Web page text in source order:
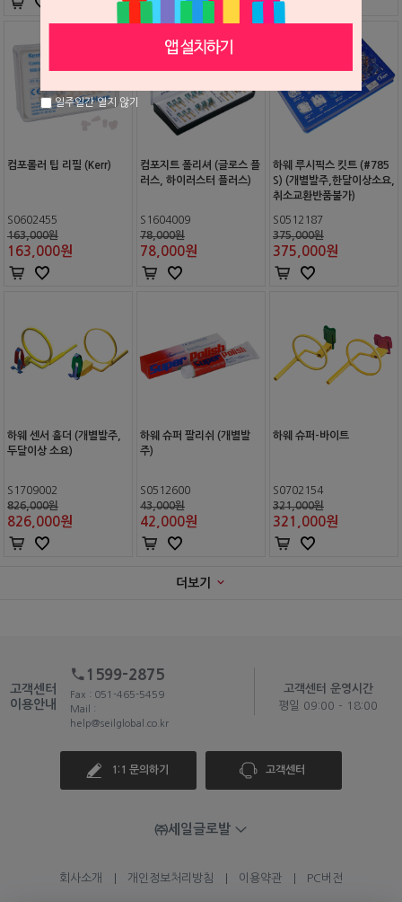
컴포롤러 팁 리필 (Kerr)
S0602455
163,000원
163,000원
컴포지트 폴리셔 (글로스 플
러스, 하이러스터 플러스)
S1604009
78,000원
78,000원
하웨 루시픽스 킷트 (#785
S) (개별발주,한달이상소요,
취소교환반품불가)
S0512187
375,000원
375,000원
하웨 센서 홀더 (개별발주,
두달이상 소요)
S1709002
826,000원
826,000원
하웨 슈퍼 팔리쉬 (개별발
주)
S0512600
43,000원
42,000원
하웨 슈퍼-바이트
S0702154
321,000원
321,000원
더보기
고객센터
이용안내
1599-2875
Fax : 051-465-5459
Mail :
help@seilglobal.co.kr
고객센터 운영시간
평일 09:00 - 18:00
1:1 문의하기 고객센터
㈜세일글로발
회사소개 개인정보처리방침 이용약관 PC버전
일주일간 열지 않기